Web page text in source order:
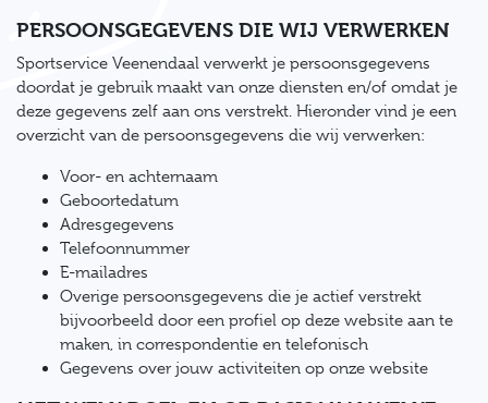
PERSOONSGEGEVENS DIE WIJ VERWERKEN
Sportservice Veenendaal verwerkt je persoonsgegevens
doordat je gebruik maakt van onze diensten en/of omdat je
deze gegevens zelf aan ons verstrekt. Hieronder vind je een
overzicht van de persoonsgegevens die wij verwerken:
Voor- en achternaam
Geboortedatum
Adresgegevens
Telefoonnummer
E-mailadres
Overige persoonsgegevens die je actief verstrekt
bijvoorbeeld door een profiel op deze website aan te
maken, in correspondentie en telefonisch
Gegevens over jouw activiteiten op onze website